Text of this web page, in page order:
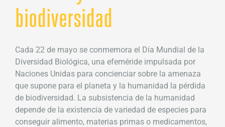
biodiversidad
Cada 22 de mayo se conmemora el Día Mundial de la
Diversidad Biológica, una efeméride impulsada por
Naciones Unidas para concienciar sobre la amenaza
que supone para el planeta y la humanidad la pérdida
de biodiversidad. La subsistencia de la humanidad
depende de la existencia de variedad de especies para
conseguir alimento, materias primas o medicamentos,